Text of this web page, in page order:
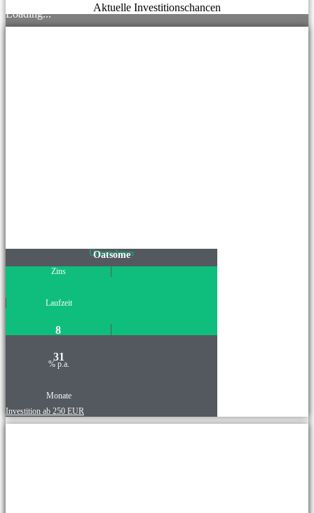
Aktuelle Investitionschancen
Loading...
Unternehmen
Oatsome
Zins
Laufzeit
8
31
% p.a.
Monate
Investition ab 250 EUR